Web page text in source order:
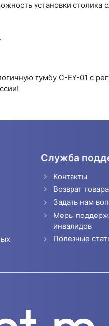
установки столика
тумбу C-EY-01 с
Служба
Контакты
Возврат товара
Задать нам
Меры
инвалидов
Полезные